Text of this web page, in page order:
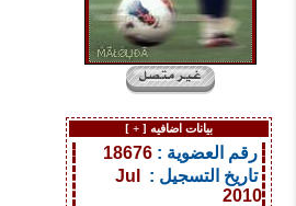
بيانات اضافيه [+
]
رقم العضوية : 18676
تاريخ التسجيل :
Jul
2010